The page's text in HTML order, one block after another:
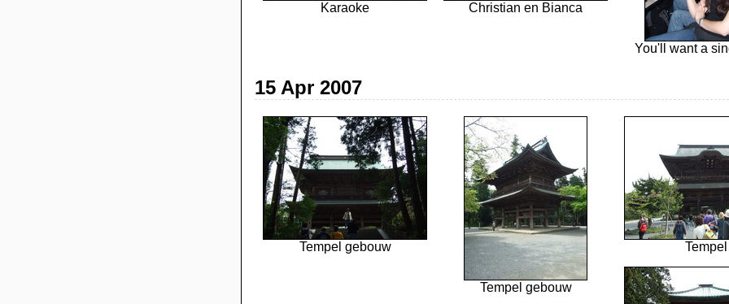
Karaoke Christian en Bianca
You'll want a
15 Apr 2007
Tempel gebouw
Tempel gebouw
Tempel